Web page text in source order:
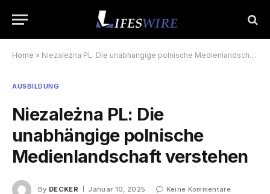
Home » Niezależna PL: Die unabhängige polnische Medienlandschaft verstehen
AUSBILDUNG
Niezależna PL: Die
unabhängige polnische
Medienlandschaft verstehen
By DECKER Januar 10, 2025
Keine Kommentare